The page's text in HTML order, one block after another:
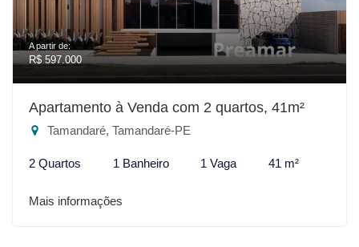
A partir de:
R$ 597.000
Apartamento à Venda com 2 quartos, 41m²
Tamandaré, Tamandaré-PE
2 Quartos 1 Banheiro 1 Vaga 41 m²
Mais informações